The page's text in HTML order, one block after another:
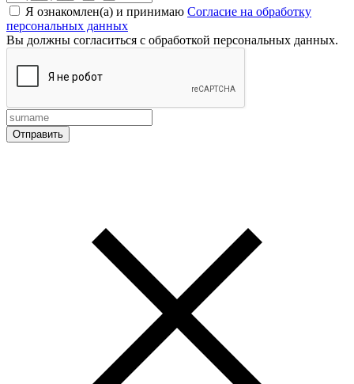
Я ознакомлен(а) и принимаю Согласие на обработку
персональных данных
Вы должны согласиться с обработкой персональных данных.